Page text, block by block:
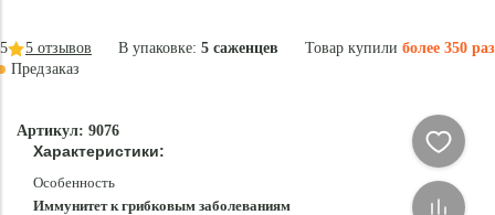
В упаковке: 5 саженцев Товар купили более 350 раз
5 5 отзывов
Предзаказ
Артикул: 9076
Характеристики:
Особенность
Иммунитет к грибковым заболеваниям